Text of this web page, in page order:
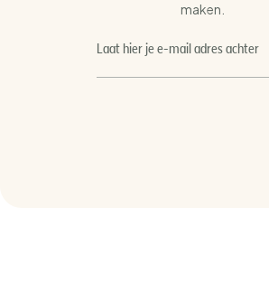
maken.